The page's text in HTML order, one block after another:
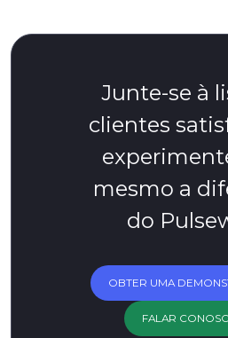
Junte-se à
clientes
mesmo a
do
OBTER UMA
FALAR